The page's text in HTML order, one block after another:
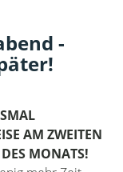
-
AM ZWEITEN
MONATS!